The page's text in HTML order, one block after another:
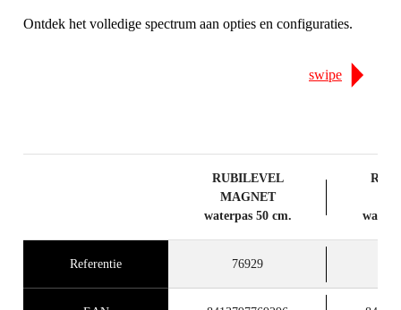
Ontdek het volledige spectrum aan opties en configuraties.
swipe
RUBILEVEL
MAGNET
waterpas 50 cm.
Referentie 76929